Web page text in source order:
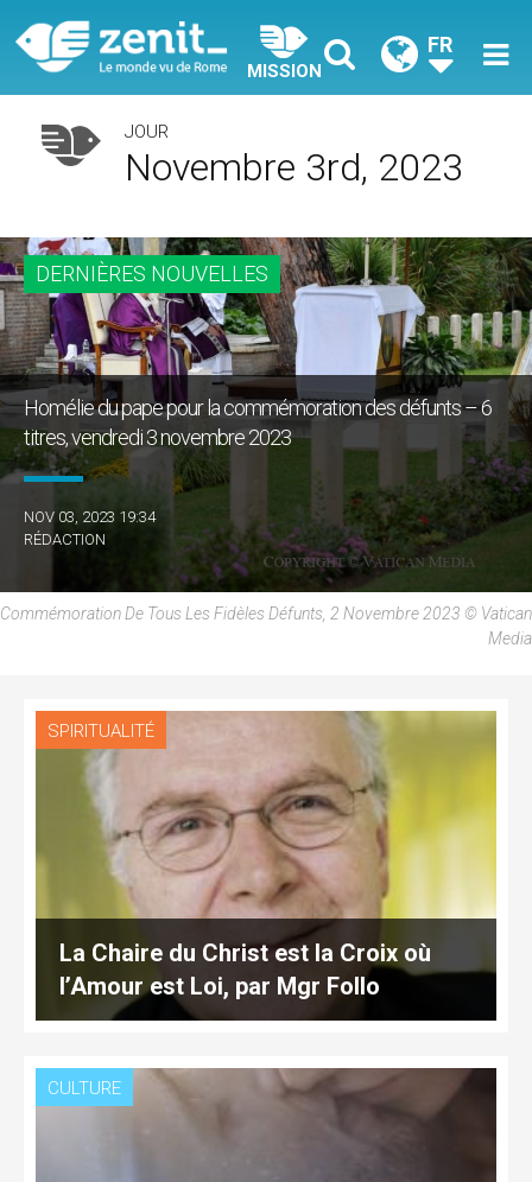
MISSION
FR
JOUR
Novembre 3rd, 2023
DERNIÈRES NOUVELLES
Homélie du pape pour la commémoration des défunts – 6
titres, vendredi 3 novembre 2023
NOV 03, 2023 19:34
RÉDACTION
Commémoration De Tous Les Fidèles Défunts, 2 Novembre 2023 © Vatican
Media
SPIRITUALITÉ
La Chaire du Christ est la Croix où
l’Amour est Loi, par Mgr Follo
CULTURE